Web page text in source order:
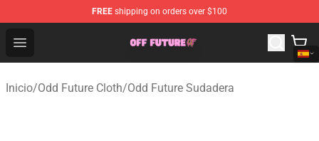
FREE shipping on orders over $100
Open menu
Odd Future Store - Official Odd Future Merchandise Shop
Inicio/Odd Future Cloth/Odd Future Sudadera